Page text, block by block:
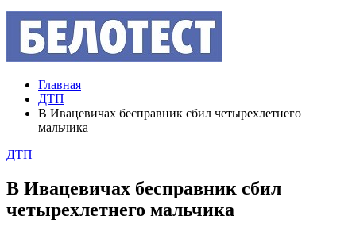
Главная
ДТП
В Ивацевичах бесправник сбил четырехлетнего
мальчика
ДТП
В Ивацевичах бесправник сбил
четырехлетнего мальчика